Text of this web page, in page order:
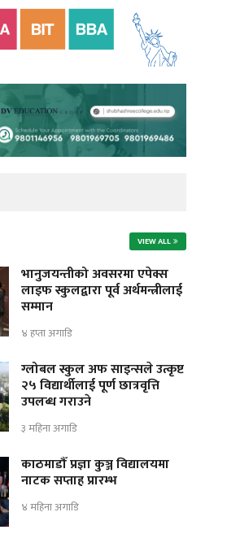
VIEW ALL
भानुजयन्तीको अवसरमा एपेक्स
लाइफ स्कुलद्वारा पूर्व अर्थमन्त्रीलाई
सम्मान
४ हप्ता अगाडि
ग्लोबल स्कुल अफ साइन्सले उत्कृष्ट
२५ विद्यार्थीलाई पूर्ण छात्रवृत्ति
उपलब्ध गराउने
३ महिना अगाडि
काठमाडौँ प्रज्ञा कुञ्ज विद्यालयमा
नाटक सप्ताह प्रारम्भ
४ महिना अगाडि